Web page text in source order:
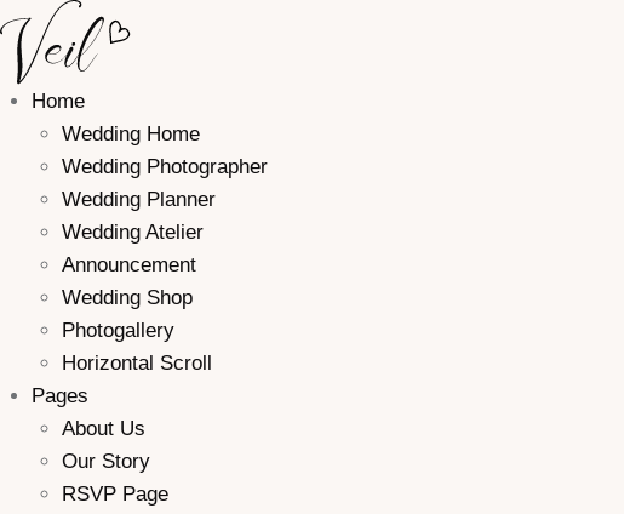
Home
Wedding Home
Wedding Photographer
Wedding Planner
Wedding Atelier
Announcement
Wedding Shop
Photogallery
Horizontal Scroll
Pages
About Us
Our Story
RSVP Page